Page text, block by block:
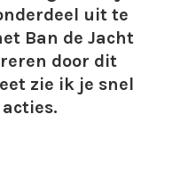
uit te
Ban de Jacht
door dit
zie ik je snel